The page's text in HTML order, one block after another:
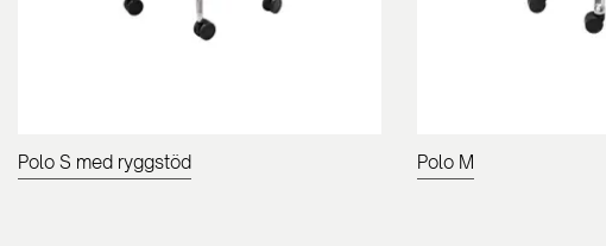
Polo S med ryggstöd Polo M